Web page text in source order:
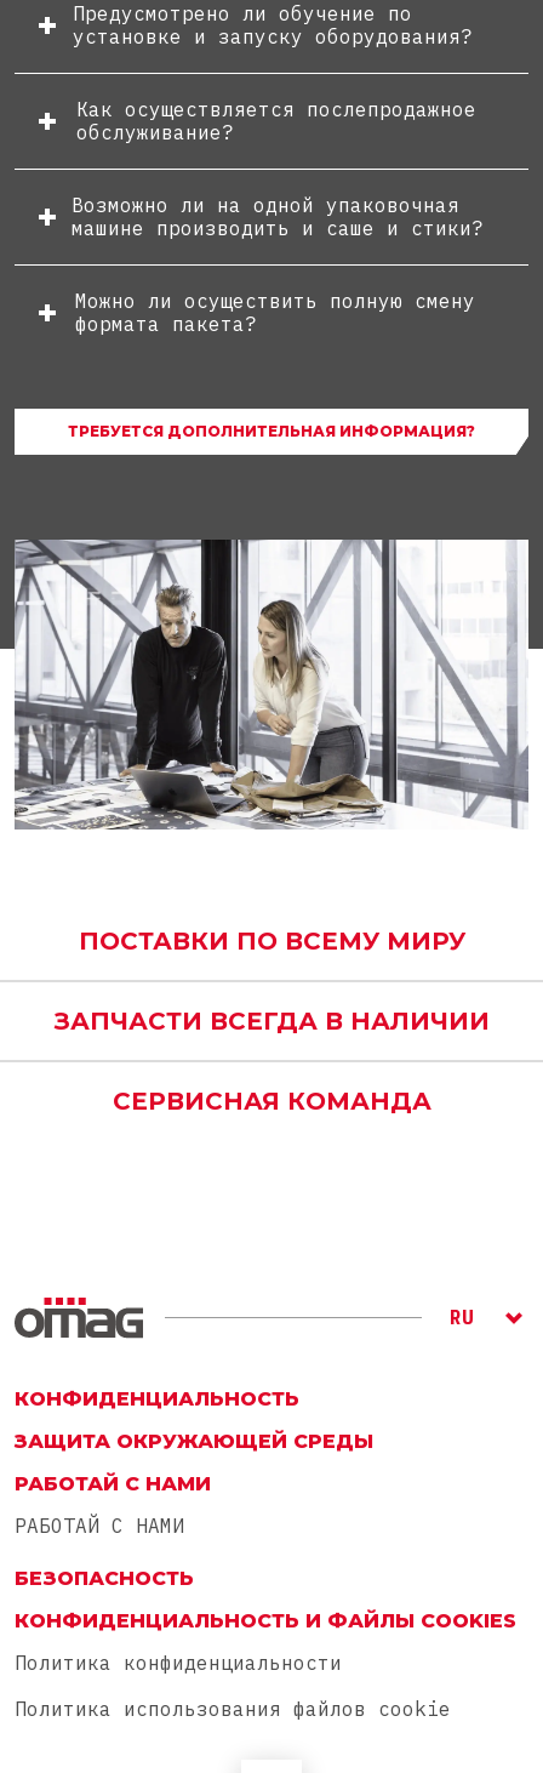
Предусмотрено ли обучение по
установке и запуску оборудования?
Как осуществляется послепродажное
обслуживание?
Возможно ли на одной упаковочная
машине производить и саше и стики?
Можно ли осуществить полную смену
формата пакета?
ТРЕБУЕТСЯ ДОПОЛНИТЕЛЬНАЯ ИНФОРМАЦИЯ?
ПОСТАВКИ ПО ВСЕМУ МИРУ
ЗАПЧАСТИ ВСЕГДА В НАЛИЧИИ
СЕРВИСНАЯ КОМАНДА
RU
КОНФИДЕНЦИАЛЬНОСТЬ
ЗАЩИТА ОКРУЖАЮЩЕЙ СРЕДЫ
РАБОТАЙ С НАМИ
РАБОТАЙ С НАМИ
БЕЗОПАСНОСТЬ
КОНФИДЕНЦИАЛЬНОСТЬ И ФАЙЛЫ COOKIES
Политика конфиденциальности
Политика использования файлов cookie